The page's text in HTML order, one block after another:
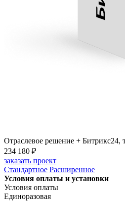
Отраслевое решение +
234 180 ₽
заказать проект
Стандартное Расширенное
Условия оплаты и установки
Условия оплаты
Единоразовая